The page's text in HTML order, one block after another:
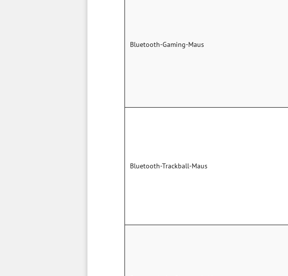
Bluetooth-Gaming-Maus
Bluetooth-Trackball-Maus